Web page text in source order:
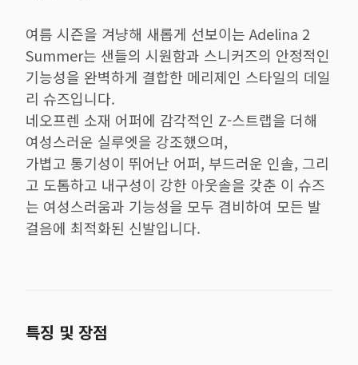
여름 시즌을 겨냥해 새롭게 선보이는 Adelina 2
Summer는 샌들의 시원함과 스니커즈의 안정적인
기능성을 완벽하게 결합한 메리제인 스타일의 데일
리 슈즈입니다.
네오프렌 소재 어퍼에 감각적인 Z-스트랩을 더해
여성스러운 실루엣을 강조했으며,
가볍고 통기성이 뛰어난 어퍼, 부드러운 인솔, 그리
고 도톰하고 내구성이 강한 아웃솔을 갖춘 이 슈즈
는 여성스러움과 기능성을 모두 겸비하여 모든 발
걸음에 최적화된 신발입니다.
특징 및 장점